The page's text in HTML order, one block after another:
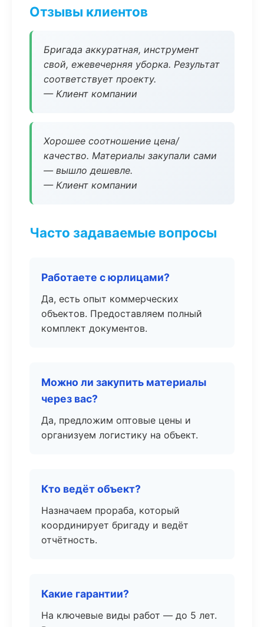
Отзывы клиентов
Бригада аккуратная, инструмент
свой, ежевечерняя уборка. Результат
соответствует проекту.
— Клиент компании
Хорошее соотношение цена/
качество. Материалы закупали сами
— вышло дешевле.
— Клиент компании
Часто задаваемые вопросы
Работаете с юрлицами?
Да, есть опыт коммерческих
объектов. Предоставляем полный
комплект документов.
Можно ли закупить материалы
через вас?
Да, предложим оптовые цены и
организуем логистику на объект.
Кто ведёт объект?
Назначаем прораба, который
координирует бригаду и ведёт
отчётность.
Какие гарантии?
На ключевые виды работ — до 5 лет.